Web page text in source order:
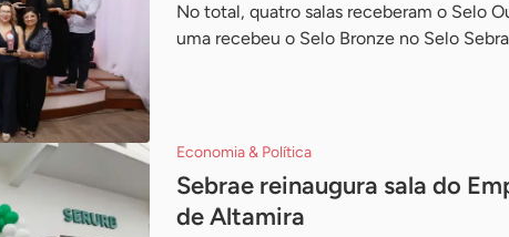
No total, quatro salas receberam o Selo
uma recebeu o Selo Bronze no Selo
Economia & Política
Sebrae reinaugura sala do
de Altamira